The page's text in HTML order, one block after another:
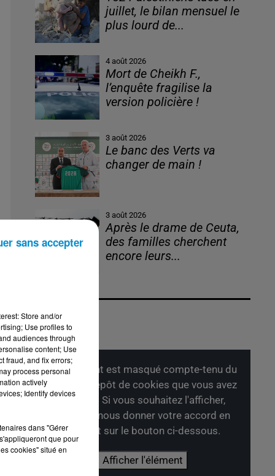
juillet, le bilan mensuel le
plus lourd de...
4 août 2026
Mort de Cheikh F.,
l’enquête fragilise la
version policière !
3 août 2026
Le banc des Verts va
changer de main !
3 août 2026
Après le drame de Ceuta,
des familles cherchent
encore leurs...
Cet élément est masqué compte-tenu du
refus du dépôt de cookies que vous avez
exprimé. Si vous souhaitez l'afficher,
merci de nous donner votre accord en
cliquant sur le bouton ci-dessous.
Afficher l'élément
Store and/or
Use profiles to
audiences through
content; Use
fraud, and fix errors;
process personal
actively
Identify devices
dans "Gérer
que pour
cookies" situé en
sans accepter